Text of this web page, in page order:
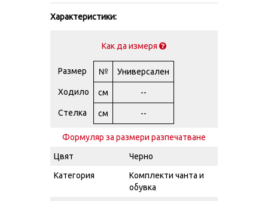
Характеристики:
Как да измеря
Размер № Универсален
Ходило см --
Стелка см --
Формуляр за размери разпечатване
Цвят
Черно
Категория
Комплекти чанта и
обувка